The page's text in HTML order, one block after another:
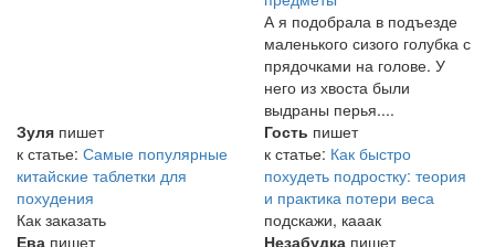
А я подобрала в подъезде
маленького сизого голубка с
прядочками на голове. У
него из хвоста были
выдраны перья....
Зуля пишет
к статье: Самые популярные
китайские таблетки для
похудения
Как заказать
Гость пишет
к статье: Как быстро
похудеть подростку: теория
и практика потери веса
подскажи, кааак
Ева пишет
Незабудка пишет